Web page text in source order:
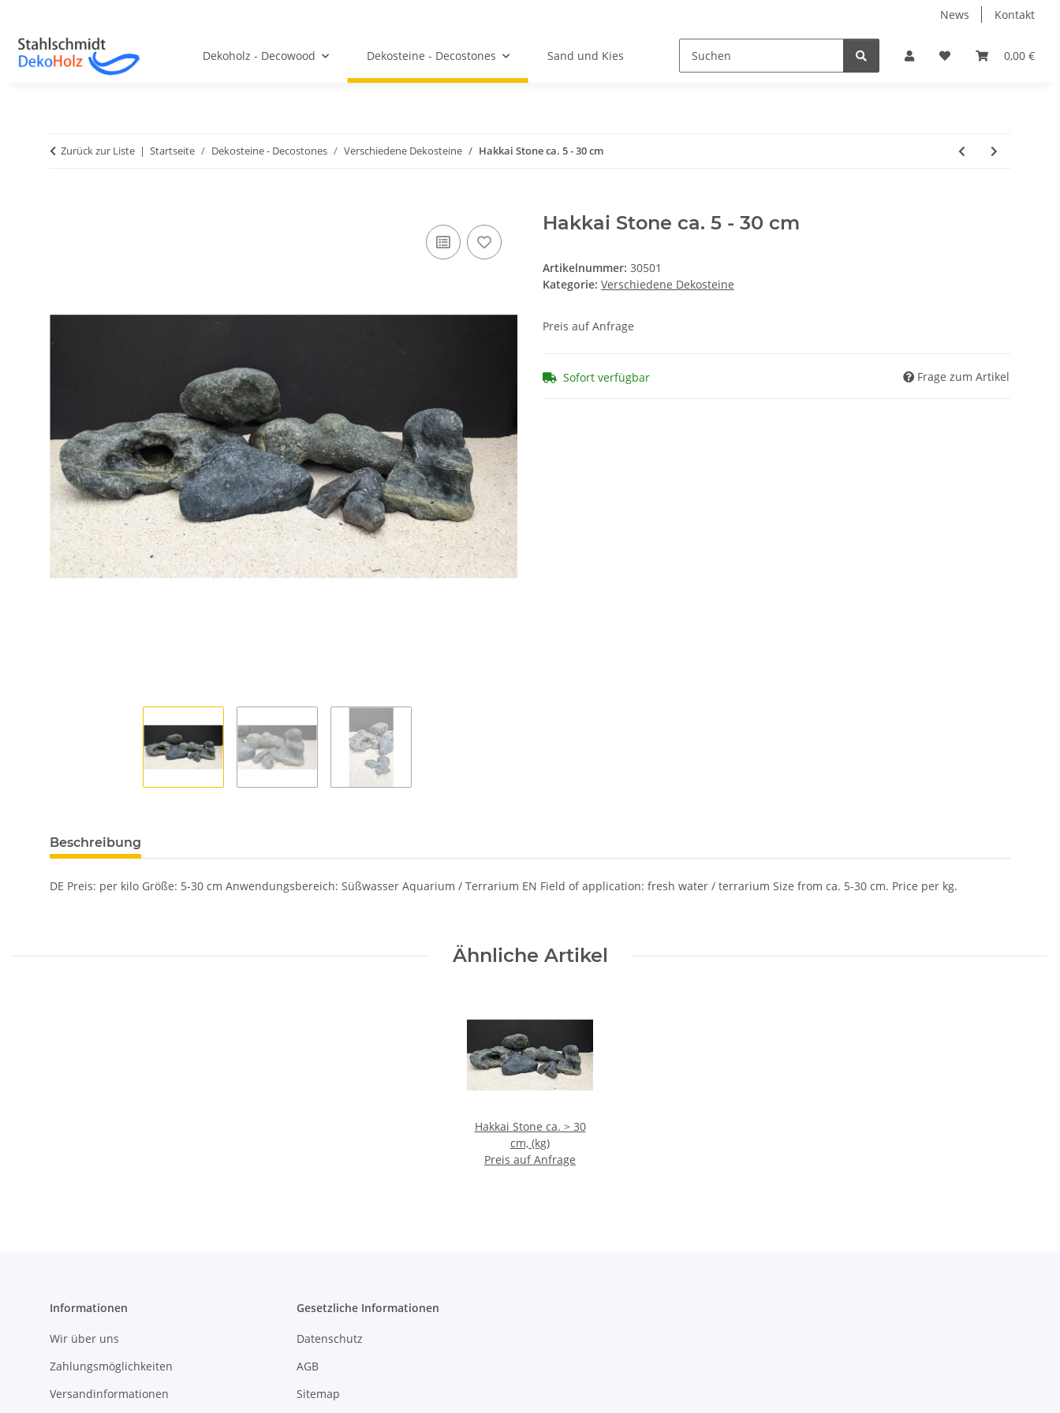
News Kontakt
0,00 €
Dekoholz - Decowood Dekosteine - Decostones Sand und Kies
Zurück zur Liste Startseite Dekosteine - Decostones Verschiedene Dekosteine Hakkai Stone ca. 5 - 30 cm
Hakkai Stone ca. 5 - 30 cm
Artikelnummer: 30501
Kategorie: Verschiedene Dekosteine
Preis auf Anfrage
Sofort verfügbar Frage zum Artikel
Beschreibung
DE Preis: per kilo Größe: 5-30 cm Anwendungsbereich: Süßwasser Aquarium / Terrarium EN Field of application: fresh water / terrarium Size from ca. 5-30 cm. Price per kg.
Ähnliche Artikel
Hakkai Stone ca. > 30
cm, (kg)
Preis auf Anfrage
Informationen
Wir über uns
Zahlungsmöglichkeiten
Versandinformationen
Gesetzliche Informationen
Datenschutz
AGB
Sitemap